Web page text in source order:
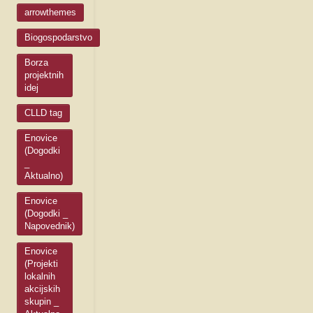
arrowthemes
Biogospodarstvo
Borza
projektnih
idej
CLLD tag
Enovice
(Dogodki
Aktualno)
Enovice
(Dogodki _
Napovednik)
Enovice
(Projekti
lokalnih
akcijskih
skupin _